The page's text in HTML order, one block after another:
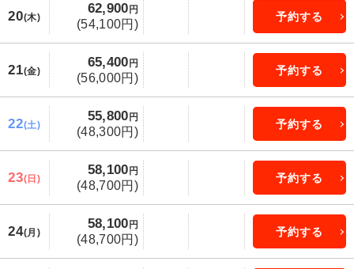
20(木)
62,900 円
(54,100円)
予約する
21(金)
65,400 円
(56,000円)
予約する
22(土)
55,800 円
(48,300円)
予約する
23(日)
58,100 円
(48,700円)
予約する
24(月)
58,100 円
(48,700円)
予約する